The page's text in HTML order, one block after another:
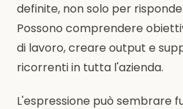
definite, non solo per
Possono comprendere
di lavoro, creare output e
ricorrenti in tutta l'azienda.
L'espressione può sembrare